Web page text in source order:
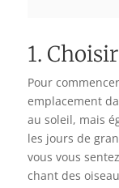
1.
Pour
emplacement
au soleil, mais
les jours de
vous vous
chant des